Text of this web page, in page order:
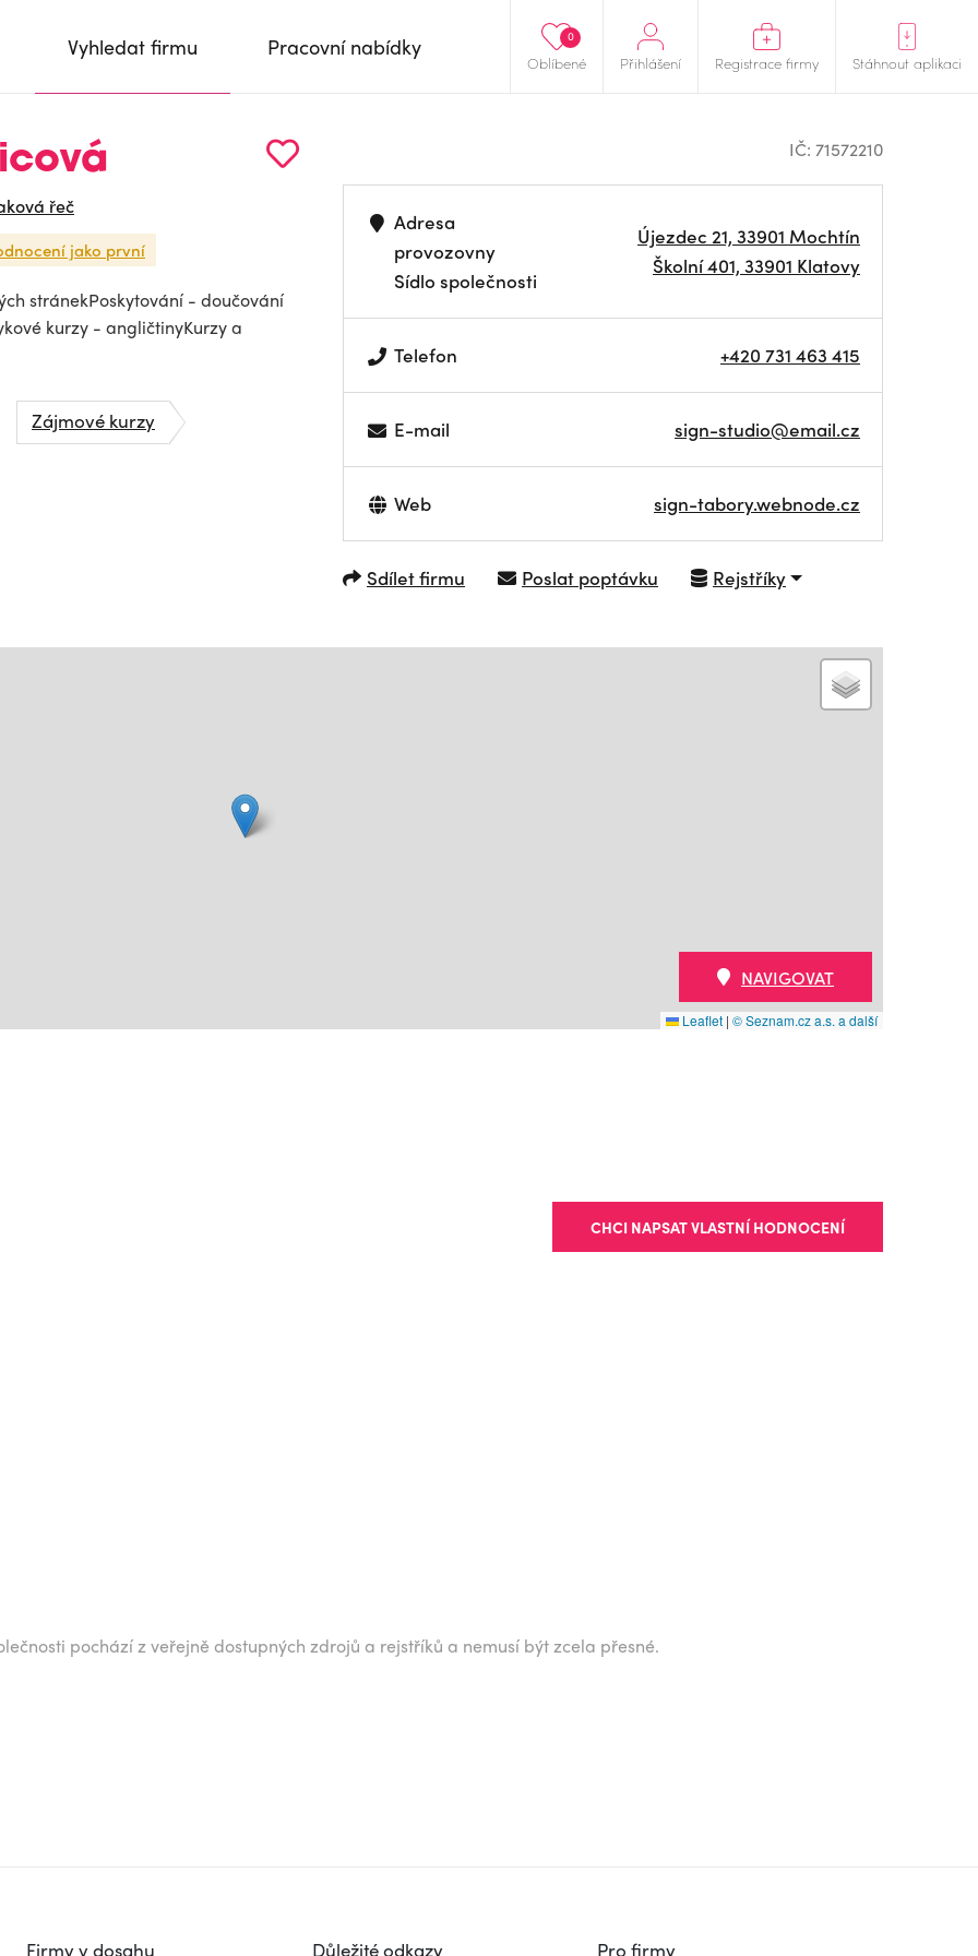
Oblíbené
0
Přihlášení Registrace firmy Stáhnout aplikaci
Vyhledat firmu Pracovní nabídky
řeč
jako první
stránekPoskytování - doučování
kurzy - angličtinyKurzy a
Zájmové kurzy
IČ: 71572210
Adresa
provozovny
Sídlo společnosti
Újezdec 21, 33901 Mochtín
Školní 401, 33901 Klatovy
Telefon +420 731 463 415
E-mail sign-studio@email.cz
Web sign-tabory.webnode.cz
Sdílet firmu Poslat poptávku Rejstříky
Leaflet | © Seznam.cz a.s. a další
NAVIGOVAT
CHCI NAPSAT VLASTNÍ HODNOCENÍ
pochází z veřejně dostupných zdrojů a rejstříků a nemusí být zcela přesné.
Firmy v dosahu Důležité odkazy Pro firmy